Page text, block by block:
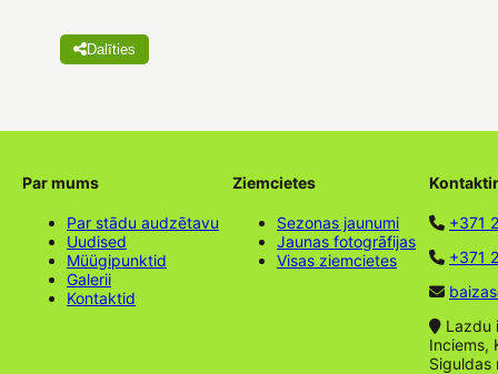
Dalīties
Par mums
Par stādu audzētavu
Uudised
Müügipunktid
Galerii
Kontaktid
Ziemcietes
Sezonas jaunumi
Jaunas fotogrāfijas
Visas ziemcietes
+371
+371
Lazdu
Inciems,
Siguldas